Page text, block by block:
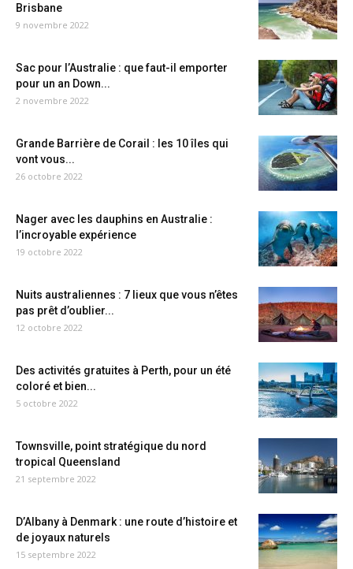
Brisbane
9 novembre 2022
Sac pour l’Australie : que faut-il emporter
pour un an Down...
2 novembre 2022
Grande Barrière de Corail : les 10 îles qui
vont vous...
26 octobre 2022
Nager avec les dauphins en Australie :
l’incroyable expérience
19 octobre 2022
Nuits australiennes : 7 lieux que vous n’êtes
pas prêt d’oublier...
12 octobre 2022
Des activités gratuites à Perth, pour un été
coloré et bien...
5 octobre 2022
Townsville, point stratégique du nord
tropical Queensland
21 septembre 2022
D’Albany à Denmark : une route d’histoire et
de joyaux naturels
15 septembre 2022